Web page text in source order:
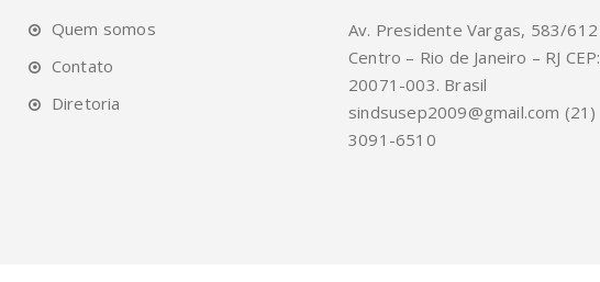
Quem somos
Contato
Diretoria
Av. Presidente Vargas, 583/612
Centro – Rio de Janeiro – RJ CEP:
20071-003. Brasil
sindsusep2009@gmail.com (21)
3091-6510